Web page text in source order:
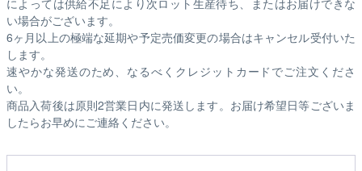
によっては供給不足により次ロット生産待ち、またはお届けできな
い場合がございます。
6ヶ月以上の極端な延期や予定売価変更の場合はキャンセル受付いた
します。
速やかな発送のため、なるべくクレジットカードでご注文くださ
い。
商品入荷後は原則2営業日内に発送します。お届け希望日等ございま
したらお早めにご連絡ください。